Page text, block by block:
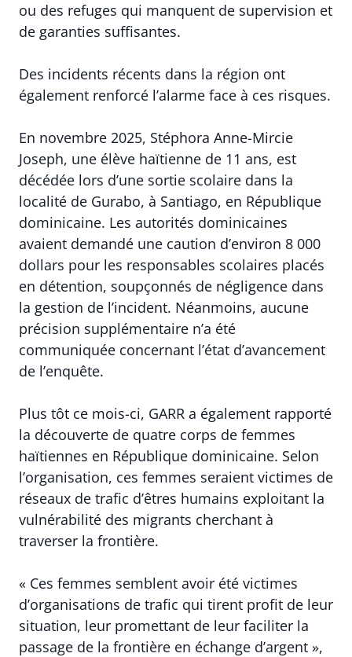
ou des refuges qui manquent de supervision et
de garanties suffisantes.
Des incidents récents dans la région ont
également renforcé l’alarme face à ces risques.
En novembre 2025, Stéphora Anne-Mircie
Joseph, une élève haïtienne de 11 ans, est
décédée lors d’une sortie scolaire dans la
localité de Gurabo, à Santiago, en République
dominicaine. Les autorités dominicaines
avaient demandé une caution d’environ 8 000
dollars pour les responsables scolaires placés
en détention, soupçonnés de négligence dans
la gestion de l’incident. Néanmoins, aucune
précision supplémentaire n’a été
communiquée concernant l’état d’avancement
de l’enquête.
Plus tôt ce mois-ci, GARR a également rapporté
la découverte de quatre corps de femmes
haïtiennes en République dominicaine. Selon
l’organisation, ces femmes seraient victimes de
réseaux de trafic d’êtres humains exploitant la
vulnérabilité des migrants cherchant à
traverser la frontière.
« Ces femmes semblent avoir été victimes
d’organisations de trafic qui tirent profit de leur
situation, leur promettant de leur faciliter la
passage de la frontière en échange d’argent »,